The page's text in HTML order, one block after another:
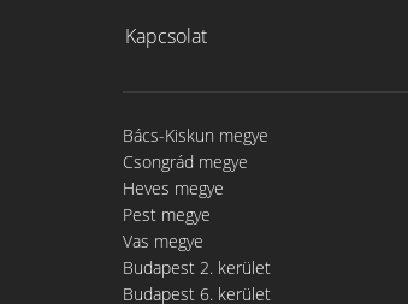
Kapcsolat
Bács-Kiskun megye
Csongrád megye
Heves megye
Pest megye
Vas megye
Budapest 2. kerület
Budapest 6. kerület